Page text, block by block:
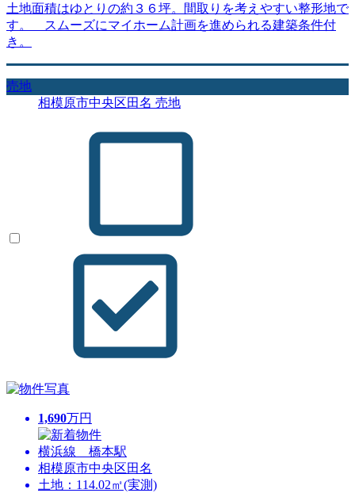
土地面積はゆとりの約３６坪。間取りを考えやすい整形地で
す。 スムーズにマイホーム計画を進められる建築条件付
き。
売地
相模原市中央区田名 売地
1,690万円
横浜線 橋本駅
相模原市中央区田名
土地：114.02㎡(実測)